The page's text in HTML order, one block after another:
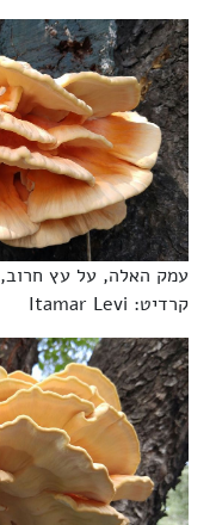
עמק האלה, על עץ חרוב, 10.10.15
קרדיט: Itamar Levi